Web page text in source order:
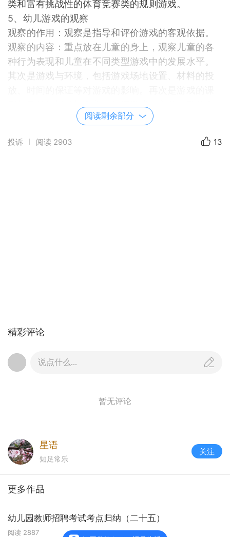
类和富有挑战性的体育竞赛类的规则游戏。
5、幼儿游戏的观察
观察的作用：观察是指导和评价游戏的客观依据。
观察的内容：重点放在儿童的身上，观察儿童的各
种行为表现和儿童在不同类型游戏中的发展水平。
其次是游戏与环境，包括游戏场地设置、材料的投
程与教师的指导与介入，包括游戏的主题、教师介
入的时机、教师指导的作用。
扫描观察法：在相等的时间段里对观察对象依次轮
机、录音机等现代化教育设备进行观察记录，记录
7、教师对幼儿游戏过程的介入效应
负效介入：教师的介入干扰、转移或替代了幼儿原
8幼儿游戏三个阶段的介入时机
游戏开始前：丰富幼儿的知识经验，让幼儿更多地
境。
机。确定指导的方式方法。
阅读剩余部分
投诉 阅读 2903 13
精彩评论
说点什么...
暂无评论
星语
知足常乐
关注
更多作品
幼儿园教师招聘考试考点归纳（二十五）
阅读 2887